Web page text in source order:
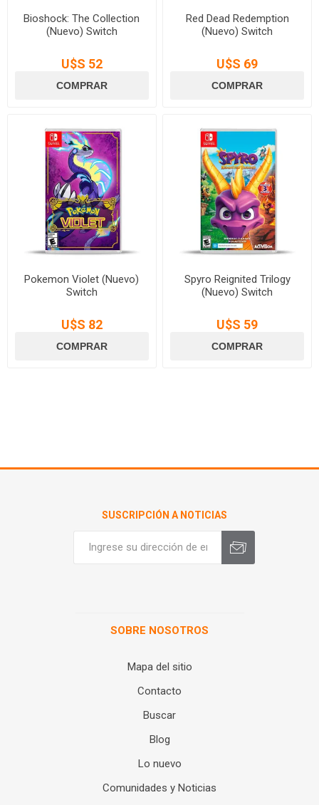
Bioshock: The Collection
(Nuevo) Switch
U$S 52
Red Dead Redemption
(Nuevo) Switch
U$S 69
Pokemon Violet (Nuevo)
Switch
U$S 82
Spyro Reignited Trilogy
(Nuevo) Switch
U$S 59
SUSCRIPCIÓN A NOTICIAS
SOBRE NOSOTROS
Mapa del sitio
Contacto
Buscar
Blog
Lo nuevo
Comunidades y Noticias